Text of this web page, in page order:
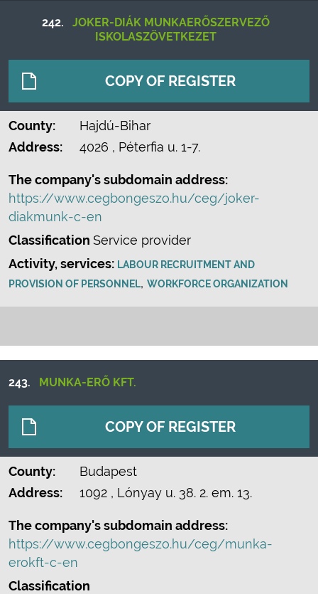
242.
JOKER-DIÁK MUNKAERŐSZERVEZŐ
ISKOLASZÖVETKEZET
COPY OF REGISTER
County:
Hajdú-Bihar
Address:
4026 , Péterfia u. 1-7.
The company's subdomain address:
https://www.cegbongeszo.hu/ceg/joker-
diakmunk-c-en
Classification Service provider
Activity, services: LABOUR RECRUITMENT AND
PROVISION OF PERSONNEL, WORKFORCE ORGANIZATION
243. MUNKA-ERŐ KFT.
COPY OF REGISTER
County:
Budapest
Address:
1092 , Lónyay u. 38. 2. em. 13.
The company's subdomain address:
https://www.cegbongeszo.hu/ceg/munka-
erokft-c-en
Classification